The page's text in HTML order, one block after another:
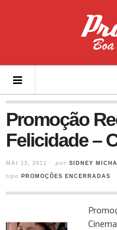
Promoção
Felicidade –
MAI 13, 2011 por SIDNEY
tipo PROMOÇÕES ENCERRADAS